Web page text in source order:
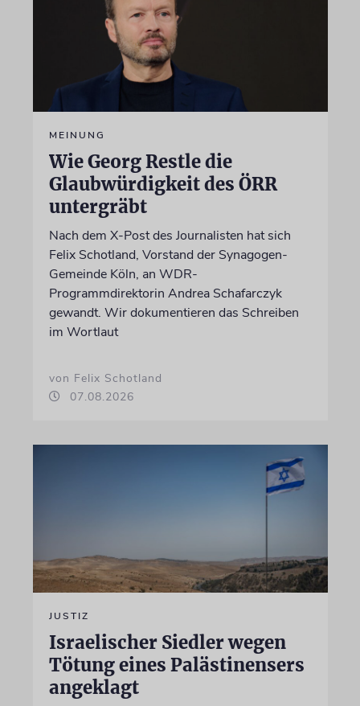
MEINUNG
Wie Georg Restle die
Glaubwürdigkeit des ÖRR
untergräbt
Nach dem X-Post des Journalisten hat sich
Felix Schotland, Vorstand der Synagogen-
Gemeinde Köln, an WDR-
Programmdirektorin Andrea Schafarczyk
gewandt. Wir dokumentieren das Schreiben
im Wortlaut
von Felix Schotland
07.08.2026
JUSTIZ
Israelischer Siedler wegen
Tötung eines Palästinensers
angeklagt